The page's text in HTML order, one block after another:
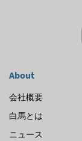
About
会社概要
白馬とは
ニュース